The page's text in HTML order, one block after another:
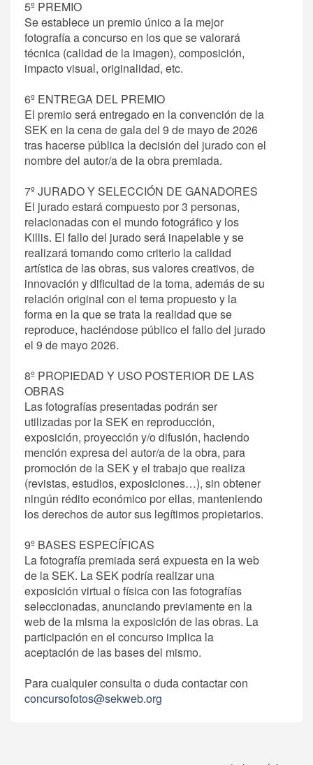
5º PREMIO
Se establece un premio único a la mejor
fotografía a concurso en los que se valorará
técnica (calidad de la imagen), composición,
impacto visual, originalidad, etc.
6º ENTREGA DEL PREMIO
El premio será entregado en la convención de la
SEK en la cena de gala del 9 de mayo de 2026
tras hacerse pública la decisión del jurado con el
nombre del autor/a de la obra premiada.
7º JURADO Y SELECCIÓN DE GANADORES
El jurado estará compuesto por 3 personas,
relacionadas con el mundo fotográfico y los
Killis. El fallo del jurado será inapelable y se
realizará tomando como criterio la calidad
artística de las obras, sus valores creativos, de
innovación y dificultad de la toma, además de su
relación original con el tema propuesto y la
forma en la que se trata la realidad que se
reproduce, haciéndose público el fallo del jurado
el 9 de mayo 2026.
8º PROPIEDAD Y USO POSTERIOR DE LAS
OBRAS
Las fotografías presentadas podrán ser
utilizadas por la SEK en reproducción,
exposición, proyección y/o difusión, haciendo
mención expresa del autor/a de la obra, para
promoción de la SEK y el trabajo que realiza
(revistas, estudios, exposiciones…), sin obtener
ningún rédito económico por ellas, manteniendo
los derechos de autor sus legítimos propietarios.
9º BASES ESPECÍFICAS
La fotografía premiada será expuesta en la web
de la SEK. La SEK podría realizar una
exposición virtual o física con las fotografías
seleccionadas, anunciando previamente en la
web de la misma la exposición de las obras. La
participación en el concurso implica la
aceptación de las bases del mismo.
Para cualquier consulta o duda contactar con
concursofotos@sekweb.org